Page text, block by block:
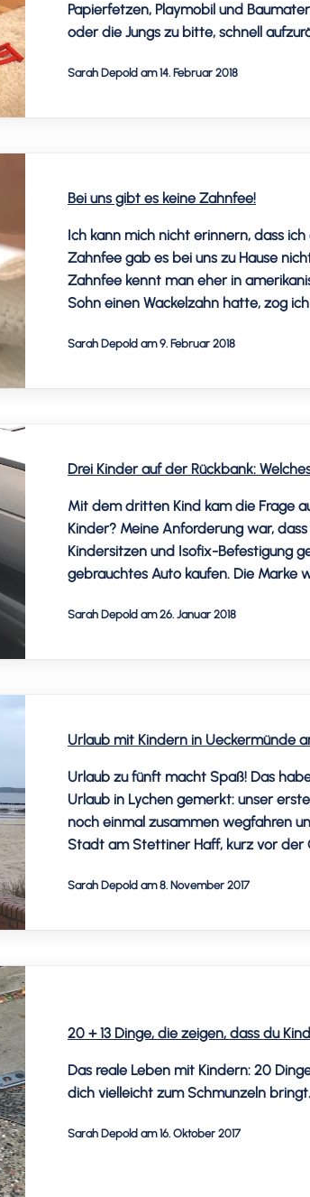
Papierfetzen, Playmobil und
oder die Jungs zu bitte, schnell
Sarah Depold am 14. Februar 2018
Bei uns gibt es keine Zahnfee!
Ich kann mich nicht erinnern, dass
Zahnfee gab es bei uns zu Hause
Zahnfee kennt man eher in
Sohn einen Wackelzahn hatte, zog
Sarah Depold am 9. Februar 2018
Drei Kinder auf der Rückbank:
Mit dem dritten Kind kam die Frage
Kinder? Meine Anforderung war,
Kindersitzen und Isofix-Befestigung
gebrauchtes Auto kaufen. Die Marke
Sarah Depold am 26. Januar 2018
Urlaub mit Kindern in Ueckermünde
Urlaub zu fünft macht Spaß! Das
Urlaub in Lychen gemerkt: unser
noch einmal zusammen wegfahren
Stadt am Stettiner Haff, kurz vor der
Sarah Depold am 8. November 2017
20 + 13 Dinge, die zeigen, dass du
Das reale Leben mit Kindern: 20
dich vielleicht zum Schmunzeln
Sarah Depold am 16. Oktober 2017